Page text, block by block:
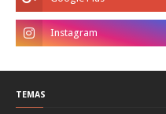
TEMAS